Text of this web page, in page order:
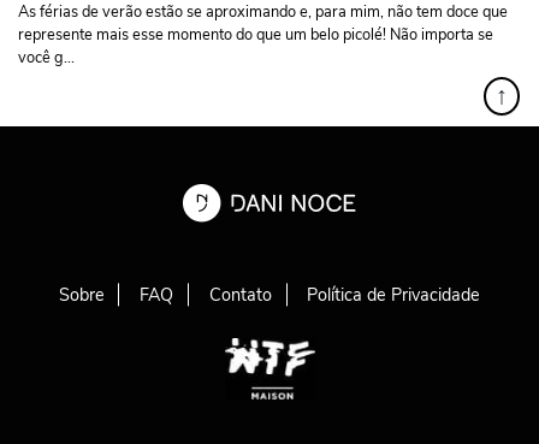
As férias de verão estão se aproximando e, para mim, não tem doce que
represente mais esse momento do que um belo picolé! Não importa se
você g...
↑
Sobre FAQ Contato Política de Privacidade